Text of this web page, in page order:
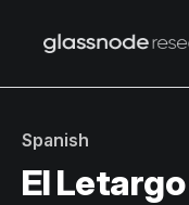
Spanish
El